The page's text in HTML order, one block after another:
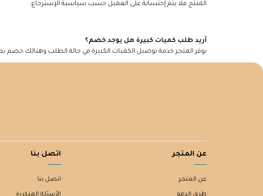
المنتج فلا يتم إحتسابة على العميل حسب سياسية الإسترجاع.
أريد طلب كميات كبيرة هل يوجد خصم؟
يوفر المتجر خدمة توصيل الكميات الكبيرة في حالة الطلب وهنالك خصم يصل من 10-20٪ على بعض المنتجات يمكن التواصل المباشر معنا عبر صفحة اتصل بنا والإستفسار
عن المتجر
عن المتجر
اتصل بنا
اتصل بنا